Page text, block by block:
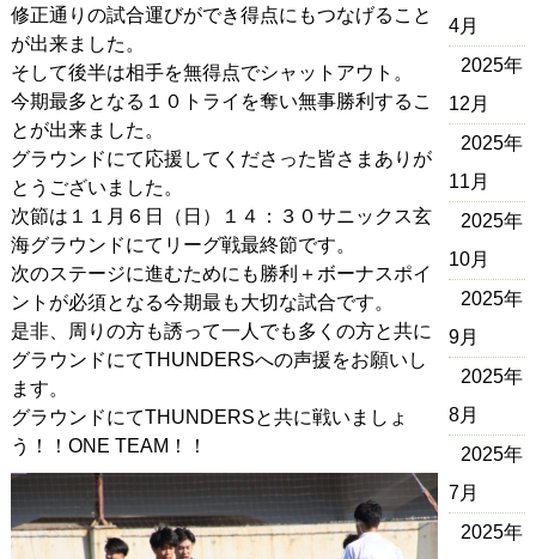
修正通りの試合運びができ得点にもつなげること
が出来ました。
そして後半は相手を無得点でシャットアウト。
今期最多となる１０トライを奪い無事勝利するこ
とが出来ました。
グラウンドにて応援してくださった皆さまありが
とうございました。
次節は１１月６日（日）１４：３０サニックス玄
海グラウンドにてリーグ戦最終節です。
次のステージに進むためにも勝利＋ボーナスポイ
ントが必須となる今期最も大切な試合です。
是非、周りの方も誘って一人でも多くの方と共に
グラウンドにてTHUNDERSへの声援をお願いし
ます。
グラウンドにてTHUNDERSと共に戦いましょ
う！！ONE TEAM！！
4月
2025年
12月
2025年
11月
2025年
10月
2025年
9月
2025年
8月
2025年
7月
2025年